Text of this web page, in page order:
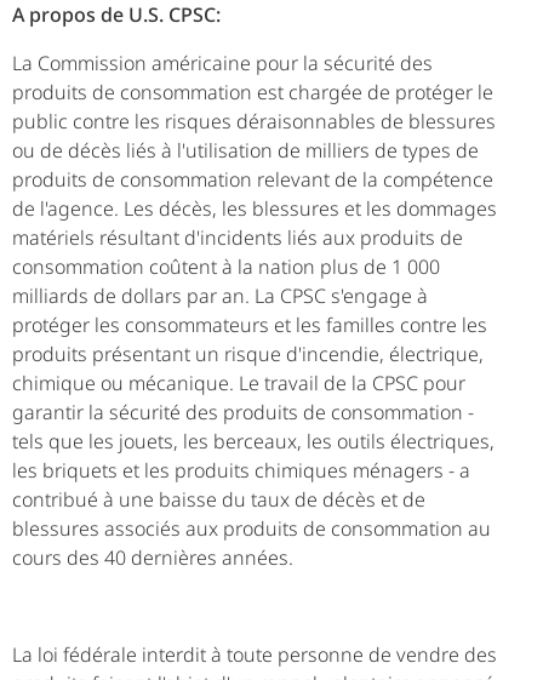
A propos de U.S. CPSC:
La Commission américaine pour la sécurité des
produits de consommation est chargée de protéger le
public contre les risques déraisonnables de blessures
ou de décès liés à l'utilisation de milliers de types de
produits de consommation relevant de la compétence
de l'agence. Les décès, les blessures et les dommages
matériels résultant d'incidents liés aux produits de
consommation coûtent à la nation plus de 1 000
milliards de dollars par an. La CPSC s'engage à
protéger les consommateurs et les familles contre les
produits présentant un risque d'incendie, électrique,
chimique ou mécanique. Le travail de la CPSC pour
garantir la sécurité des produits de consommation -
tels que les jouets, les berceaux, les outils électriques,
les briquets et les produits chimiques ménagers - a
contribué à une baisse du taux de décès et de
blessures associés aux produits de consommation au
cours des 40 dernières années.
La loi fédérale interdit à toute personne de vendre des